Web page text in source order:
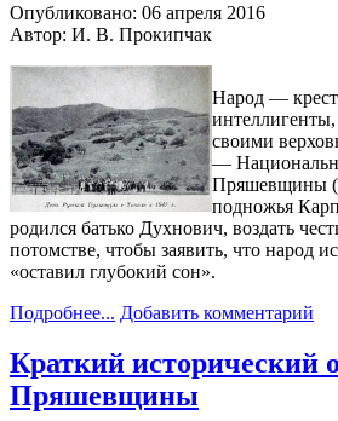
Опубликовано: 06 апреля 2016
Автор: И. В. Прокипчак
Народ —
интеллигенты,
своими
—
Пряшевщины
подножья
родился батько Духнович, воздать
потомстве, чтобы заявить, что народ
«оставил глубокий сон».
Подробнее... Добавить комментарий
Краткий исторический
Пряшевщины